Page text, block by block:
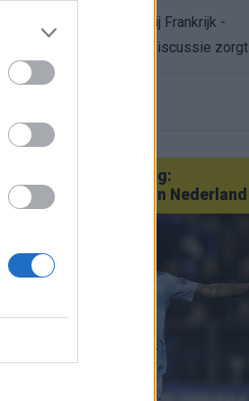
Waarom de arbitrage bij Frankrijk -
Marokko voor zoveel discussie zorgt
Van Götze tot Sterling:
statementtransfers in Nederland